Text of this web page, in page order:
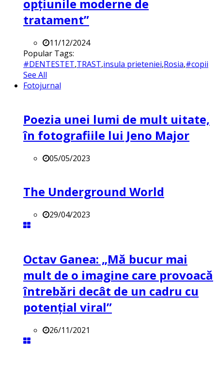
opțiunile moderne de
tratament”
11/12/2024
Popular Tags:
#DENTESTET,TRAST,insula prieteniei,Rosia,#copii
See All
Fotojurnal
Poezia unei lumi de mult uitate,
în fotografiile lui Jeno Major
05/05/2023
The Underground World
29/04/2023
Octav Ganea: „Mă bucur mai
mult de o imagine care provoacă
întrebări decât de un cadru cu
potenţial viral”
26/11/2021